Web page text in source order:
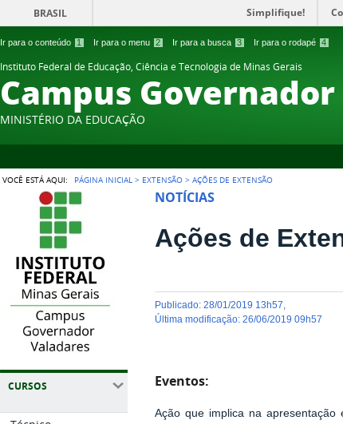
Ir para o conteúdo 1 Ir para o menu 2 Ir para a busca 3 Ir para o rodapé 4
BRASIL Simplifique!
Instituto Federal de Educação, Ciência e Tecnologia de Minas Gerais
Campus
MINISTÉRIO DA EDUCAÇÃO
VOCÊ ESTÁ AQUI: PÁGINA INICIAL > EXTENSÃO >AÇÕES DE EXTENSÃO
CURSOS
NOTÍCIAS
Ações de
publicado:28/01/2019 13h57
última modificação:26/06/2019 09h57
Eventos:
Ação que implica na